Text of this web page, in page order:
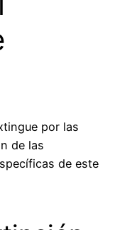
por las
de las
de este